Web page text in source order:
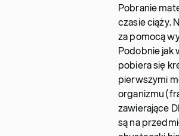
Pobranie
czasie ciąży.
za pomocą
Podobnie jak
pobiera się
pierwszymi
organizmu
zawierające
są na